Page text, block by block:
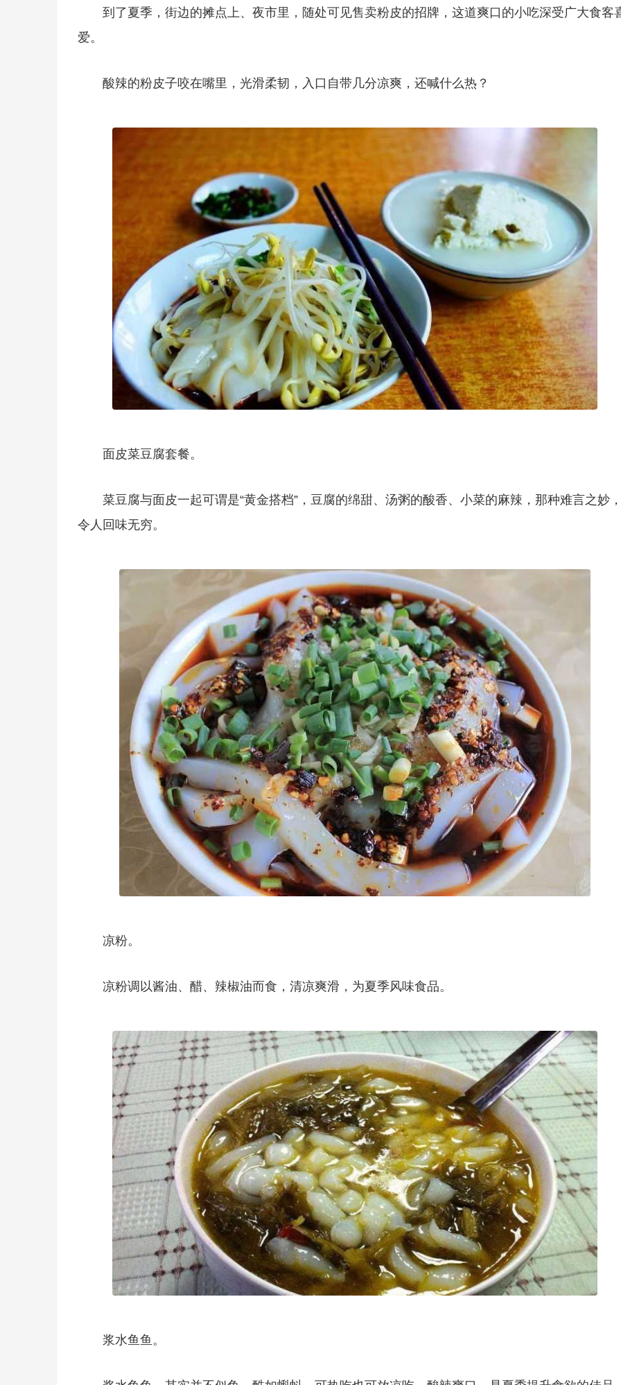
到了夏季，街边的摊点上、夜市里，随处可见售卖粉皮的招牌，这道爽口的小吃深受广大食客
爱。
酸辣的粉皮子咬在嘴里，光滑柔韧，入口自带几分凉爽，还喊什么热？
面皮菜豆腐套餐。
菜豆腐与面皮一起可谓是“黄金搭档”，豆腐的绵甜、汤粥的酸香、小菜的麻辣，那种难言之妙
令人回味无穷。
凉粉。
凉粉调以酱油、醋、辣椒油而食，清凉爽滑，为夏季风味食品。
浆水鱼鱼。